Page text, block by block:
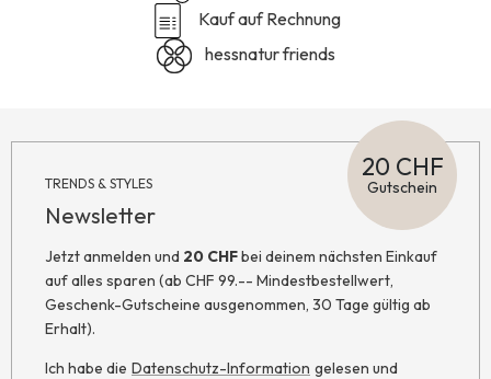
Kauf auf Rechnung
hessnatur friends
TRENDS & STYLES
Newsletter
20 CHF
Gutschein
Jetzt anmelden und 20 CHFbei deinem nächsten Einkauf
auf alles sparen (ab CHF 99.-- Mindestbestellwert,
Geschenk-Gutscheine ausgenommen, 30 Tage gültig ab
Erhalt).
Ich habe die Datenschutz-Information gelesen und